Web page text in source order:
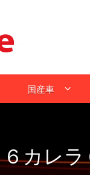
国産車
カレ